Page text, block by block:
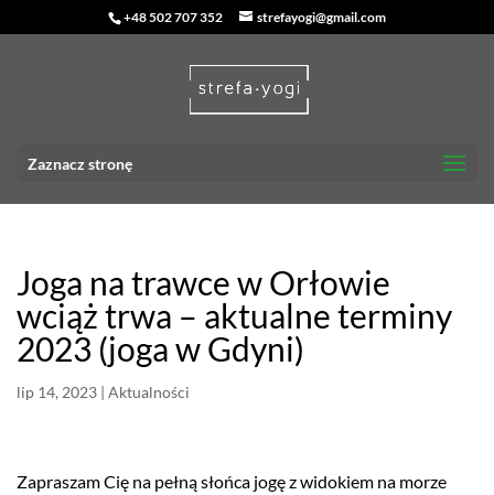
+48 502 707 352 strefayogi@gmail.com
Zaznacz stronę
Joga na trawce w Orłowie
wciąż trwa – aktualne terminy
2023 (joga w Gdyni)
lip 14, 2023 | Aktualności
Zapraszam Cię na pełną słońca jogę z widokiem na morze